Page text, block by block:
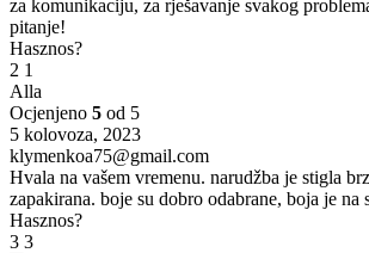
za komunikaciju, za rješavanje svakog
pitanje!
Hasznos?
2 1
Alla
Ocjenjeno 5 od 5
5 kolovoza, 2023
klymenkoa75@gmail.com
Hvala na vašem vremenu. narudžba je stigla
zapakirana. boje su dobro odabrane, boja je na
Hasznos?
3 3